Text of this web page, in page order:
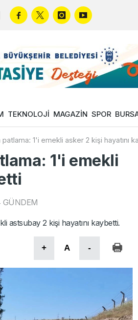
TEKNOLOJİ MAGAZİN SPOR
1'i emekli asker 2 kişi hayatını
1'i emekli
GÜNDEM
astsubay 2 kişi hayatını kaybetti.
+ A -